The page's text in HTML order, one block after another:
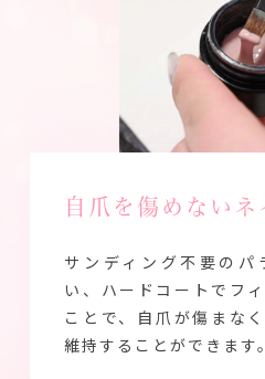
自爪を傷めないネ
サンディング不要のパ
い、ハードコートでフ
ことで、自爪が傷まな
維持することができます。